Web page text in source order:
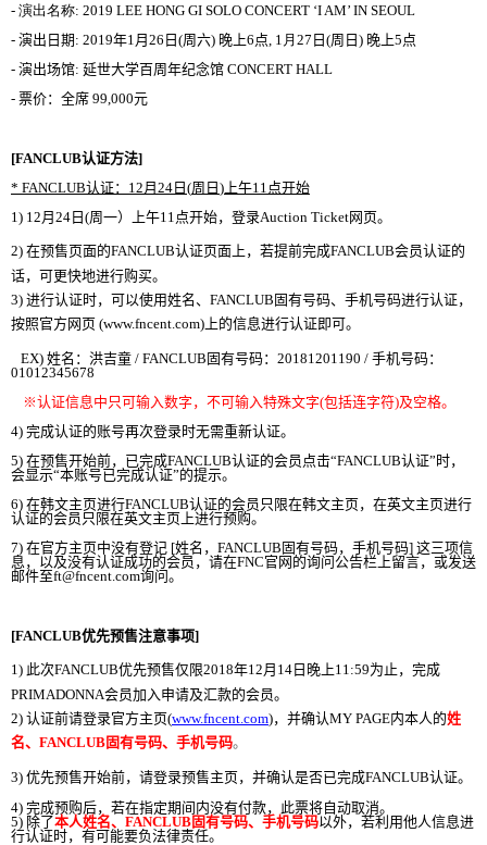
- 演出名称: 2019 LEE HONG GI SOLO CONCERT ‘I AM’ IN SEOUL
- 演出日期: 2019年1 月 26 日 (周六) 晚 上6 点 , 1 月 27 日 (周日 ) 晚 上5 点
- 演出场馆: 延世大学百周年纪念馆 CONCERT HALL
- 票价：全席 99,000元
[FANCLUB认证方法]
* FANCLUB认证： 12 月 24 日 (周日 ) 上午11 点开始
1) 12 月 24 日 (周一）上午11 点开始，登录Auction Ticket网页。
2) 在预售页面的FANCLUB认证页面上，若提前完成FANCLUB会员认证的
话，可更快地进行购买。
3) 进行认证时， 可以使用姓名、 FANCLUB 固有号码、手机号码进行认证，
按照官方网页 (www.fncent.com) 上的信息进行认证即可。
EX) 姓名：洪吉童 / FANCLUB 固有号码： 20181201190 / 手机号码：
01012345678
※认证信息中只可输入数字 ，不可输入特殊文字(包括连字符)及空格。
4) 完成认证的账号再次登录时无需重新认证。
5) 在预售开始前， 已完成FANCLUB认证的会员 点击“FANCLUB认证”时，
会显示“本账号已完成认证”的提示。
6) 在韩文主页进行FANCLUB认证的会员 只限在韩文主页，在英文主页进行
认证的会员 只限在英文主页 上进行预购。
7) 在官方主页中没有登记 [姓名， FANCLUB 固有号码，手机号码] 这三项信
息，以及没有认证成功的会员 ， 请在FNC官 网 的询问 公告栏 上留言，或发送
邮件至ft@fncent.com询问。
[FANCLUB优先预售注意事项]
1) 此次FANCLUB优先预售仅 限2018年12 月 14 日 晚 上11:59为 止， 完成
PRIMADONNA会员加入申请及汇款的会员。
2) 认证前请登录官方主页(www.fncent.com)， 并确认MY PAGE内本人的姓
名、 FANCLUB固有号码、手机号码。
3) 优先预售开始前， 请登录预售主页， 并确认是否已完成FANCLUB认证。
4) 完成预购后， 若在指定期间内没有付款，此票将自动取消。
5) 除了本人姓名、 FANCLUB固有号码、手机号码以外，若利用他人信息进
行认证时，有可能要负法律责任。